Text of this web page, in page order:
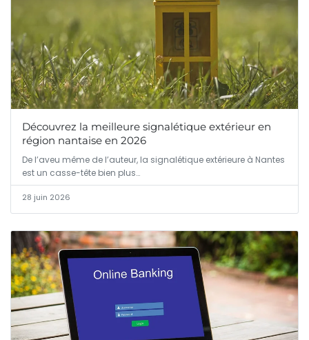
Découvrez la meilleure signalétique extérieur en
région nantaise en 2026
De l’aveu même de l’auteur, la signalétique extérieure à Nantes
est un casse-tête bien plus…
28 juin 2026